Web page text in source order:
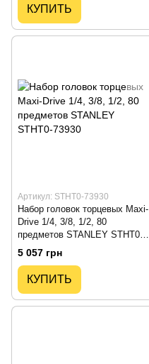
КУПИТЬ
Артикул: STHT0-73930
Набор головок торцевых Maxi-
Drive 1/4, 3/8, 1/2, 80
предметов STANLEY STHT0-
73930
5 057 грн
КУПИТЬ